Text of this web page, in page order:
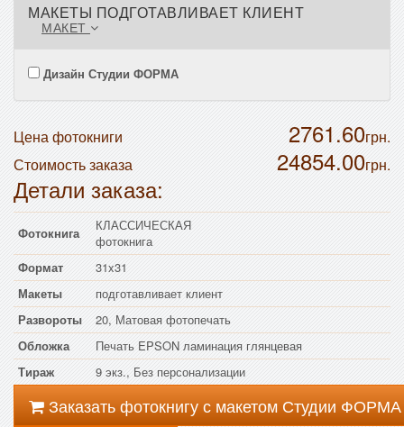
МАКЕТЫ ПОДГОТАВЛИВАЕТ КЛИЕНТ
МАКЕТ
Дизайн Студии ФОРМА
Цена фотокниги 2761.60грн.
24854.00грн.
Стоимость заказа
Детали заказа:
Фотокнига
КЛАССИЧЕСКАЯ
фотокнига
Формат
31x31
Макеты
подготавливает клиент
Развороты
20, Матовая фотопечать
Обложка
Печать EPSON ламинация глянцевая
Тираж
9 экз., Без персонализации
Заказать фотокнигу с макетом Студии ФОРМА